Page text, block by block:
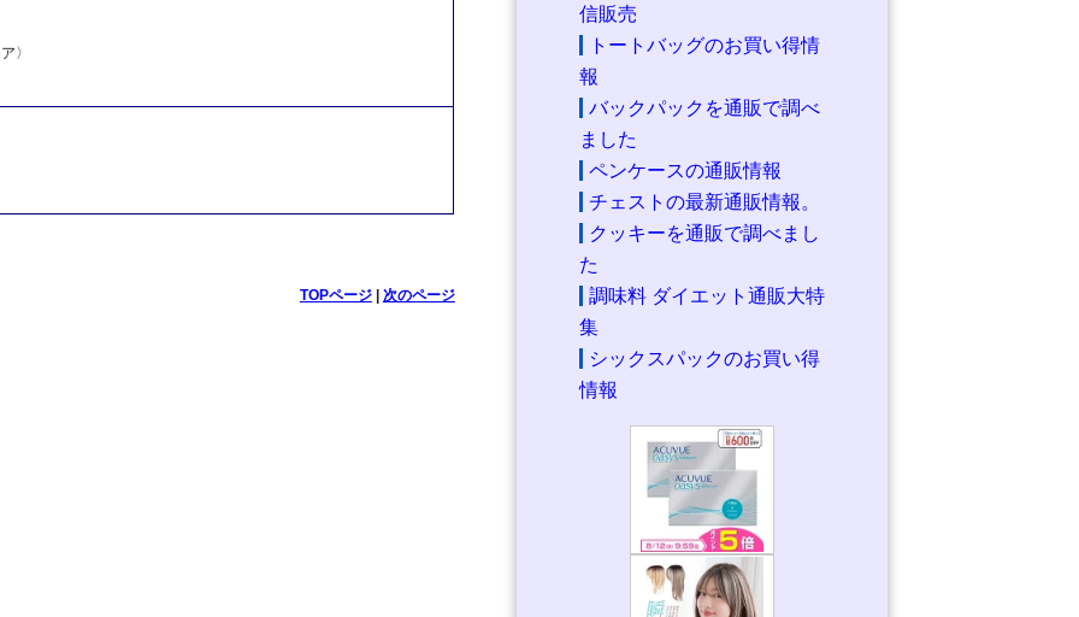
〉
TOPページ| 次のページ
信販売
トートバッグのお買い得情
報
バックパックを通販で調べ
ました
ペンケースの通販情報
チェストの最新通販情報。
クッキーを通販で調べまし
た
調味料 ダイエット通販大特
集
シックスパックのお買い得
情報